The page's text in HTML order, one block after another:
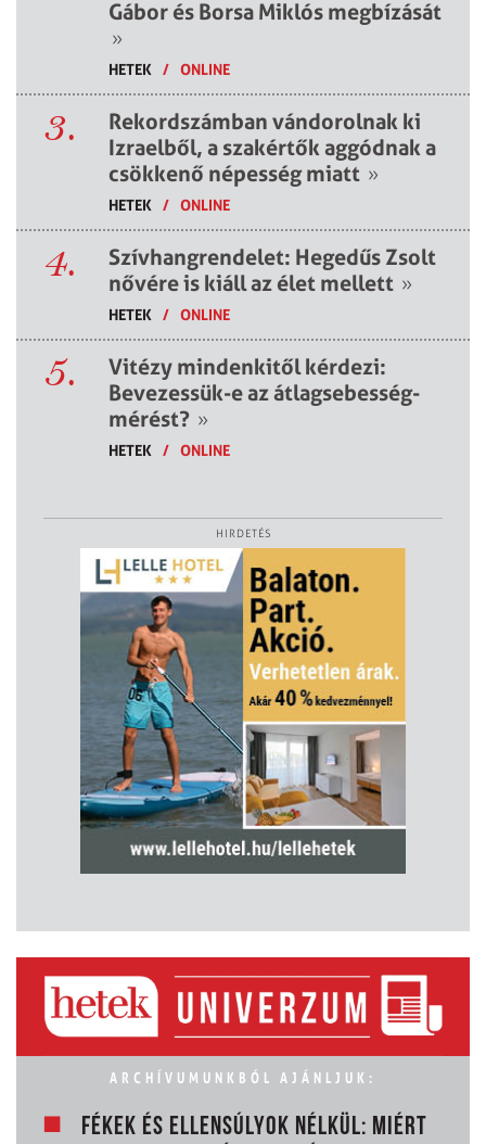
Gábor és Borsa Miklós megbízását
»
HETEK / ONLINE
3.
Rekordszámban vándorolnak ki
Izraelből, a szakértők aggódnak a
csökkenő népesség miatt »
HETEK / ONLINE
4.
Szívhangrendelet: Hegedűs Zsolt
nővére is kiáll az élet mellett »
HETEK / ONLINE
5.
Vitézy mindenkitől kérdezi:
Bevezessük-e az átlagsebesség-
mérést? »
HETEK / ONLINE
HIRDETÉS
ARCHÍVUMUNKBÓL AJÁNLJUK:
FÉKEK ÉS ELLENSÚLYOK NÉLKÜL: MIÉRT